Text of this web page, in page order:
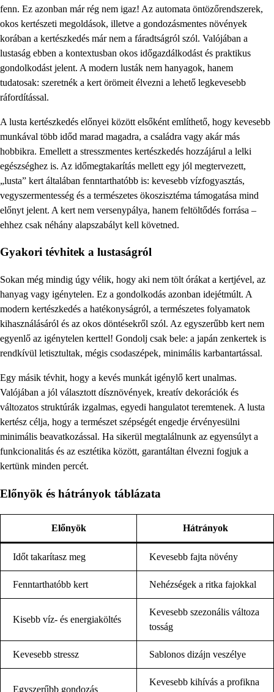
fenn. Ez azonban már rég nem igaz! Az automata öntözőrendszerek,
okos kertészeti megoldások, illetve a gondozásmentes növények
korában a kertészkedés már nem a fáradtságról szól. Valójában a
lustaság ebben a kontextusban okos időgazdálkodást és praktikus
gondolkodást jelent. A modern lusták nem hanyagok, hanem
tudatosak: szeretnék a kert örömeit élvezni a lehető legkevesebb
ráfordítással.
A lusta kertészkedés előnyei között elsőként említhető, hogy kevesebb
munkával több időd marad magadra, a családra vagy akár más
hobbikra. Emellett a stresszmentes kertészkedés hozzájárul a lelki
egészséghez is. Az időmegtakarítás mellett egy jól megtervezett,
„lusta” kert általában fenntarthatóbb is: kevesebb vízfogyasztás,
vegyszermentesség és a természetes ökoszisztéma támogatása mind
előnyt jelent. A kert nem versenypálya, hanem feltöltődés forrása –
ehhez csak néhány alapszabályt kell követned.
Gyakori tévhitek a lustaságról
Sokan még mindig úgy vélik, hogy aki nem tölt órákat a kertjével, az
hanyag vagy igénytelen. Ez a gondolkodás azonban idejétmúlt. A
modern kertészkedés a hatékonyságról, a természetes folyamatok
kihasználásáról és az okos döntésekről szól. Az egyszerűbb kert nem
egyenlő az igénytelen kerttel! Gondolj csak bele: a japán zenkertek is
rendkívül letisztultak, mégis csodaszépek, minimális karbantartással.
Egy másik tévhit, hogy a kevés munkát igénylő kert unalmas.
Valójában a jól választott dísznövények, kreatív dekorációk és
változatos struktúrák izgalmas, egyedi hangulatot teremtenek. A lusta
kertész célja, hogy a természet szépségét engedje érvényesülni
minimális beavatkozással. Ha sikerül megtalálnunk az egyensúlyt a
funkcionalitás és az esztétika között, garantáltan élvezni fogjuk a
kertünk minden percét.
Előnyök és hátrányok táblázata
Előnyök Hátrányok
Időt takarítasz meg Kevesebb fajta növény
Fenntarthatóbb kert Nehézségek a ritka fajokkal
Kisebb víz- és energiaköltés
Kevesebb szezonális változa
tosság
Kevesebb stressz Sablonos dizájn veszélye
Egyszerűbb gondozás
Kevesebb kihívás a profikna